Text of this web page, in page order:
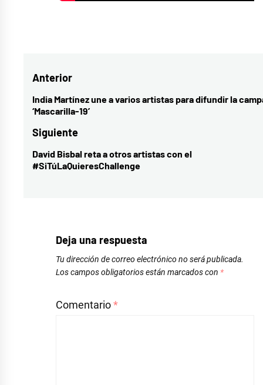
cultura
música
música
española
vuelta
Navegación
de
Anterior
Entrada
anterior:
India Martínez une a varios artistas para difundir la
‘Mascarilla-19’
Siguiente
Entrada
siguiente:
David Bisbal reta a otros artistas con el
#SiTúLaQuieresChallenge
Deja una respuesta
Tu dirección de correo electrónico no será publicada.
Los campos obligatorios están marcados con *
Comentario*